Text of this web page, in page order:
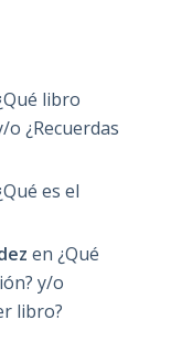
libro
¿Recuerdas
es el
en ¿Qué
y/o
libro?